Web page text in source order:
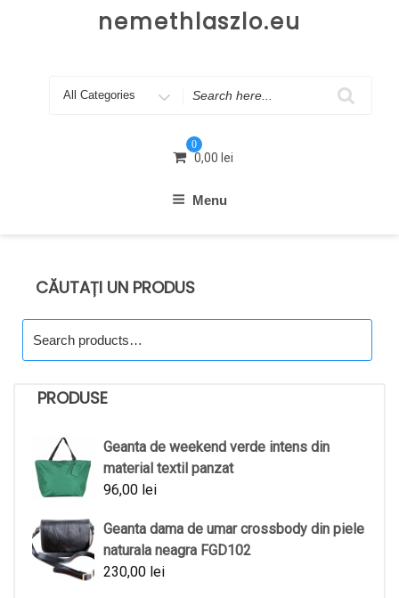
nemethlaszlo.eu
Search
0
0,00 lei
Menu
CĂUTAȚI UN PRODUS
for:
PRODUSE
Geanta de weekend verde intens din
material textil panzat
96,00 lei
Geanta dama de umar crossbody din piele
naturala neagra FGD102
230,00 lei